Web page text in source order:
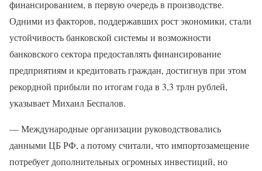
финансированием, в первую очередь в производстве.
Одними из факторов, поддержавших рост экономики, стали
устойчивость банковской системы и возможности
банковского сектора предоставлять финансирование
предприятиям и кредитовать граждан, достигнув при этом
рекордной прибыли по итогам года в 3,3 трлн рублей,
указывает Михаил Беспалов.
— Международные организации руководствовались
данными ЦБ РФ, а потому считали, что импортозамещение
потребует дополнительных огромных инвестиций, но